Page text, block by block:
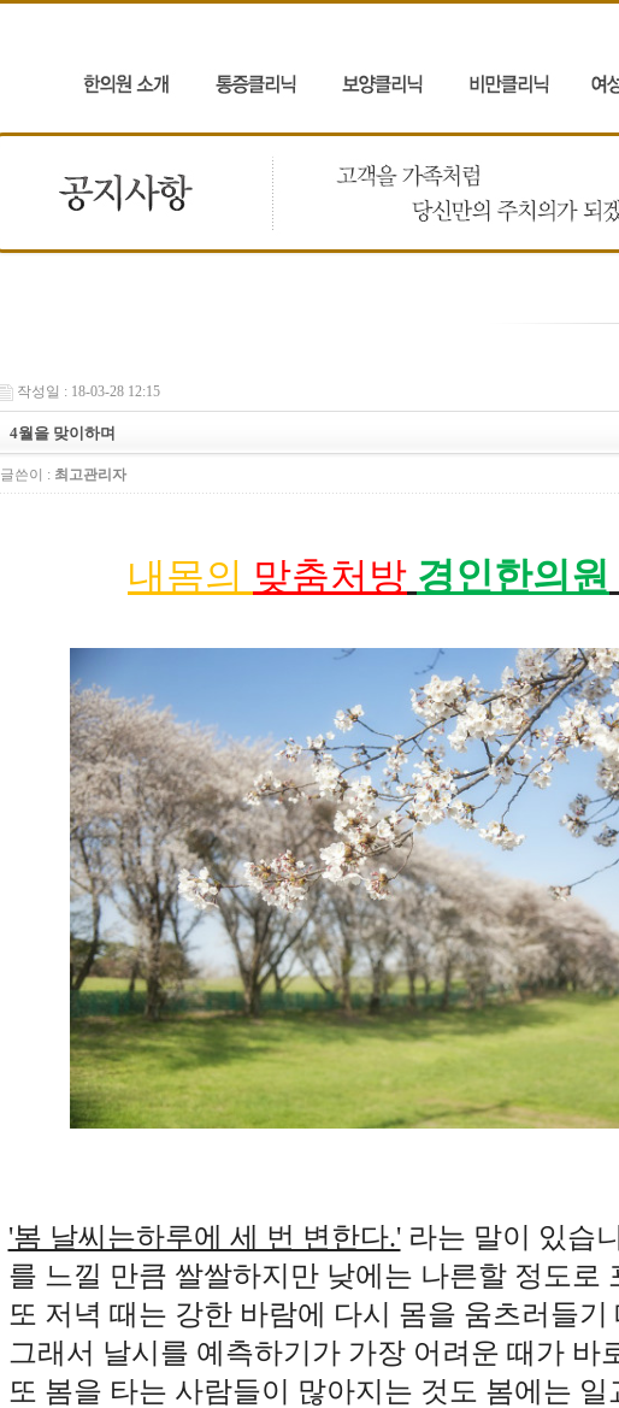
작성일 : 18-03-28 12:15
4월을 맞이하며
글쓴이 : 최고관리자
내몸의 맞춤처방 경인한의원
'봄 날씨는하루에 세 번 변한다.' 라는 말이 있습
를 느낄 만큼 쌀쌀하지만 낮에는 나른할 정도로
또 저녁 때는 강한 바람에 다시 몸을 움츠러들기
그래서 날시를 예측하기가 가장 어려운 때가 바
또 봄을 타는 사람들이 많아지는 것도 봄에는 일